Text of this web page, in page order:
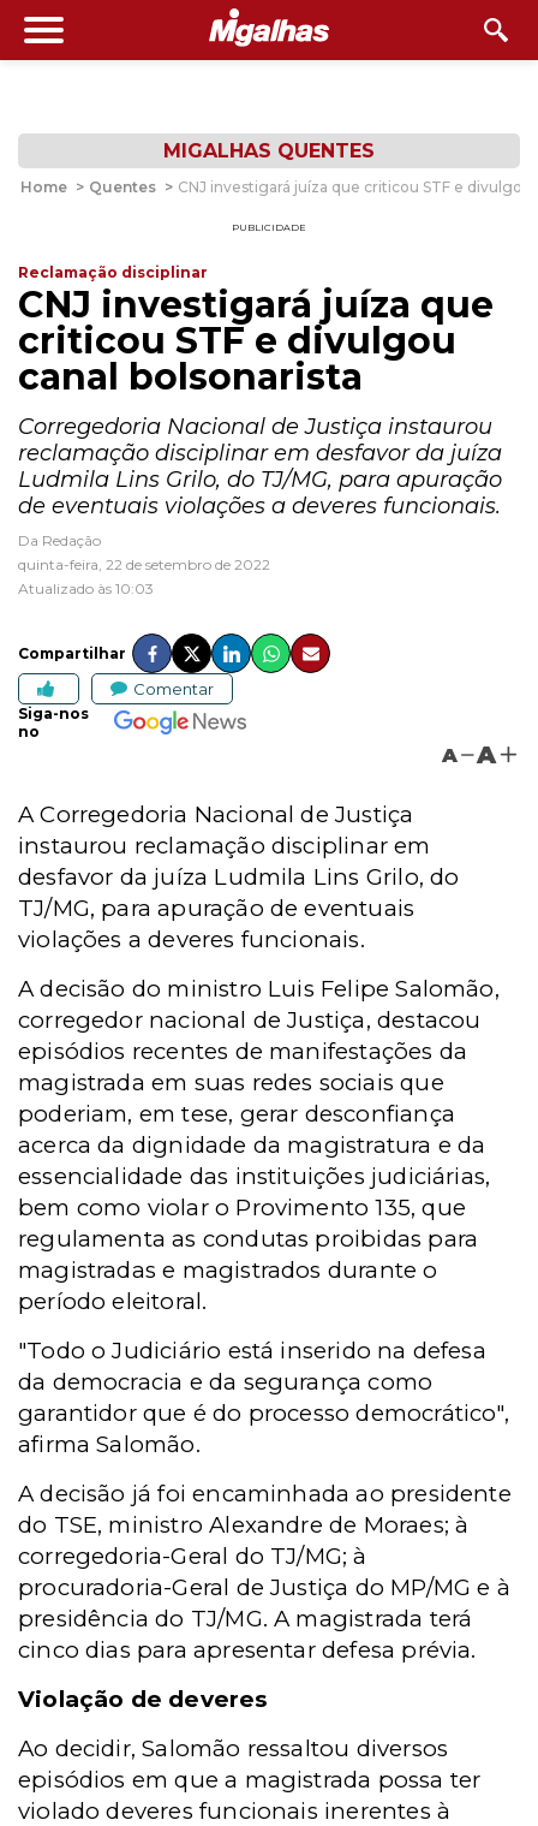
MIGALHAS QUENTES
Home > Quentes > CNJ investigará juíza que criticou STF e divulgou
PUBLICIDADE
Reclamação disciplinar
CNJ investigará juíza que
criticou STF e divulgou
canal bolsonarista
Corregedoria Nacional de Justiça instaurou
reclamação disciplinar em desfavor da juíza
Ludmila Lins Grilo, do TJ/MG, para apuração
de eventuais violações a deveres funcionais.
Da Redação
quinta-feira, 22 de setembro de 2022
Atualizado às 10:03
Compartilhar
Comentar
Siga-nos
no
A A
A Corregedoria Nacional de Justiça
instaurou reclamação disciplinar em
desfavor da juíza Ludmila Lins Grilo, do
TJ/MG, para apuração de eventuais
violações a deveres funcionais.
A decisão do ministro Luis Felipe Salomão,
corregedor nacional de Justiça, destacou
episódios recentes de manifestações da
magistrada em suas redes sociais que
poderiam, em tese, gerar desconfiança
acerca da dignidade da magistratura e da
essencialidade das instituições judiciárias,
bem como violar o Provimento 135, que
regulamenta as condutas proibidas para
magistradas e magistrados durante o
período eleitoral.
"Todo o Judiciário está inserido na defesa
da democracia e da segurança como
garantidor que é do processo democrático",
afirma Salomão.
A decisão já foi encaminhada ao presidente
do TSE, ministro Alexandre de Moraes; à
corregedoria-Geral do TJ/MG; à
procuradoria-Geral de Justiça do MP/MG e à
presidência do TJ/MG. A magistrada terá
cinco dias para apresentar defesa prévia.
Violação de deveres
Ao decidir, Salomão ressaltou diversos
episódios em que a magistrada possa ter
violado deveres funcionais inerentes à